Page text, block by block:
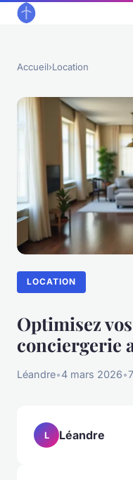
Accueil›Location
LOCATION
Optimisez
conciergerie
Léandre•4 mars 2026•
L Léandre